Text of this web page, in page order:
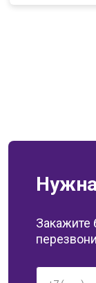
Закажите